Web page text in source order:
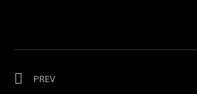
Beitragsnavigation
PREVPOST: KULTURHAUS SALZWEDEL